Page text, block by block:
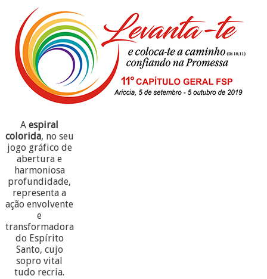
Aespiral
colorida, no seu
jogo gráfico de
abertura e
harmoniosa
profundidade,
representa a
ação envolvente
e
transformadora
do Espírito
Santo, cujo
sopro vital
tudo recria.